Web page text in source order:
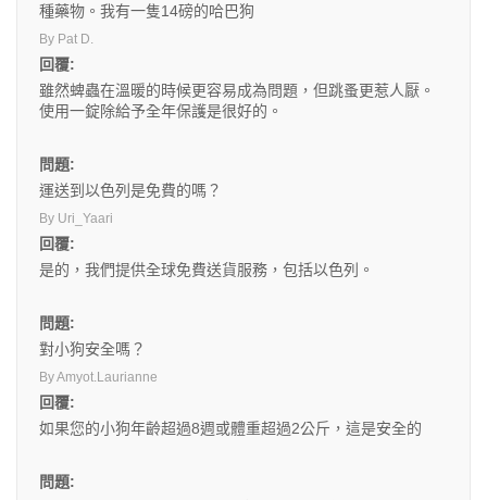
種藥物。我有一隻14磅的哈巴狗
By Pat D.
回覆:
雖然蜱蟲在溫暖的時候更容易成為問題，但跳蚤更惹人厭。
使用一錠除給予全年保護是很好的。
問題:
運送到以色列是免費的嗎？
By Uri_Yaari
回覆:
是的，我們提供全球免費送貨服務，包括以色列。
問題:
對小狗安全嗎？
By Amyot.Laurianne
回覆:
如果您的小狗年齡超過8週或體重超過2公斤，這是安全的
問題: